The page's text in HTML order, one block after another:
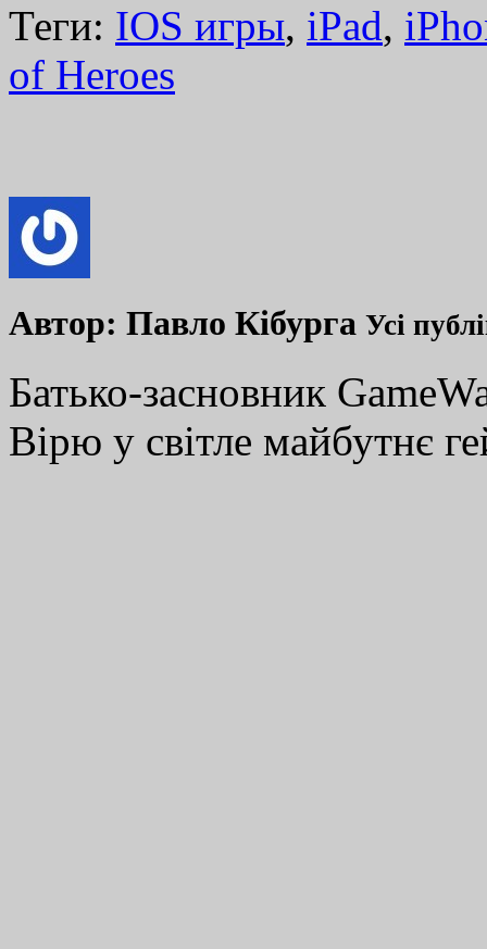
Теги: IOS игры, iPad,
of Heroes
Автор: Павло Кібурга Усі
Батько-засновник
Вірю у світле майбутнє